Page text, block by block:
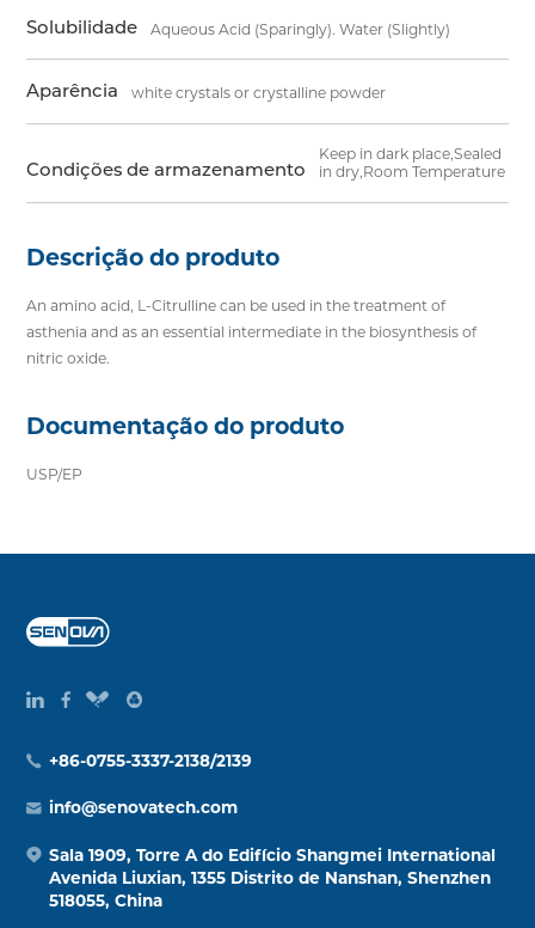
Solubilidade Aqueous Acid (Sparingly). Water (Slightly)
Aparência white crystals or crystalline powder
Condições de armazenamento
Keep in dark place,Sealed
in dry,Room Temperature
Descrição do produto
An amino acid, L-Citrulline can be used in the treatment of
asthenia and as an essential intermediate in the biosynthesis of
nitric oxide.
Documentação do produto
USP/EP
+86-0755-3337-2138/2139
info@senovatech.com
Sala 1909, Torre A do Edifício Shangmei International
Avenida Liuxian, 1355 Distrito de Nanshan, Shenzhen
518055, China